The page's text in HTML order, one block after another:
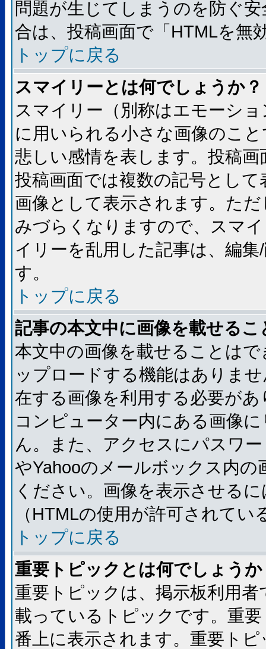
問題が生じてしまうのを防ぐ
合は、投稿画面で「HTMLを無
トップに戻る
スマイリーとは何でしょうか？
スマイリー（別称はエモーシ
に用いられる小さな画像のこ
悲しい感情を表します。投稿
投稿画面では複数の記号とし
画像として表示されます。た
みづらくなりますので、スマ
イリーを乱用した記事は、編
す。
トップに戻る
記事の本文中に画像を載せる
本文中の画像を載せることは
ップロードする機能はありま
在する画像を利用する必要が
コンピューター内にある画像
ん。また、アクセスにパスワ
やYahooのメールボックス内
ください。画像を表示させる
（HTMLの使用が許可されて
トップに戻る
重要トピックとは何でしょうか
重要トピックは、掲示板利用
載っているトピックです。重
番上に表示されます。重要ト